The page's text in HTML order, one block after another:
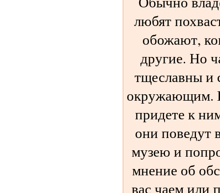
любят
обожают,
другие. Но
тщеславны и
окружающим.
придете к
они поведут
музею и
мнение об
вас чаем или